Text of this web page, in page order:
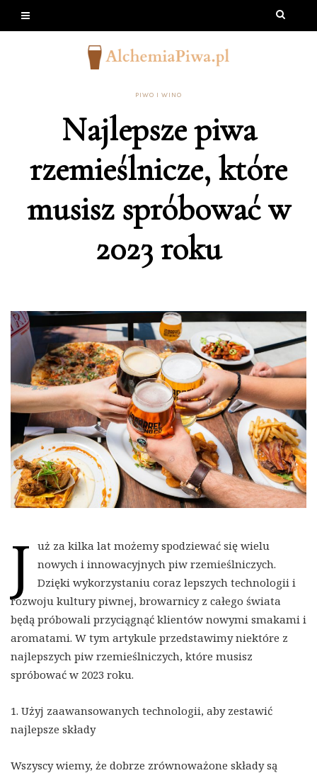
PIWO I WINO
Najlepsze piwa
rzemieślnicze, które
musisz spróbować w
2023 roku
J uż za kilka lat możemy spodziewać się wielu
nowych i innowacyjnych piw rzemieślniczych.
Dzięki wykorzystaniu coraz lepszych technologii i
rozwoju kultury piwnej, browarnicy z całego świata
będą próbowali przyciągnąć klientów nowymi smakami i
aromatami. W tym artykule przedstawimy niektóre z
najlepszych piw rzemieślniczych, które musisz
spróbować w 2023 roku.
1. Użyj zaawansowanych technologii, aby zestawić
najlepsze składy
Wszyscy wiemy, że dobrze zrównoważone składy są